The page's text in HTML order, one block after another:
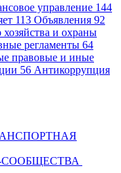
управление 144
113 Объявления 92
хозяйства и охраны
регламенты 64
правовые и иные
56 Антикоррупция